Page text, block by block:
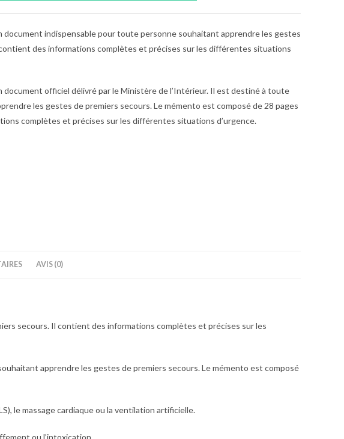
document indispensable pour toute personne souhaitant apprendre les gestes
des informations complètes et précises sur les différentes situations
document officiel délivré par le Ministère de l’Intérieur. Il est destiné à toute
les gestes de premiers secours. Le mémento est composé de 28 pages
complètes et précises sur les différentes situations d’urgence.
AVIS (0)
secours. Il contient des informations complètes et précises sur les
apprendre les gestes de premiers secours. Le mémento est composé
le massage cardiaque ou la ventilation artificielle.
ou l’intoxication.